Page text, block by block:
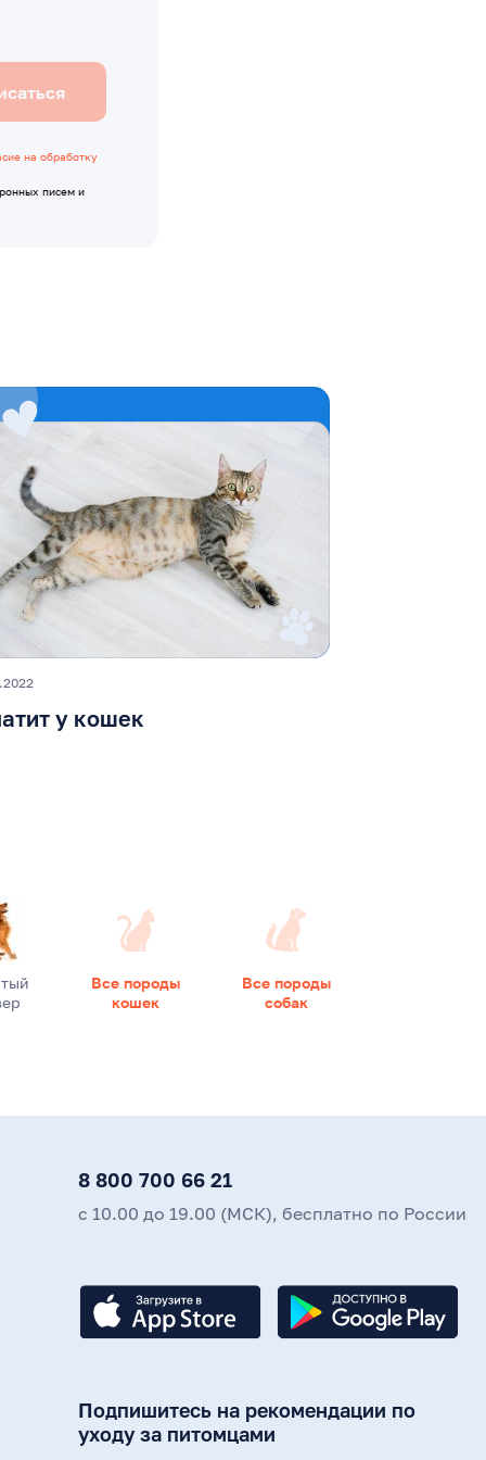
на обработку
писем и
у кошек
Все породы
кошек
Все породы
собак
8 800 700 66 21
с 10.00 до 19.00 (МСК), бесплатно по России
Подпишитесь на рекомендации по
уходу за питомцами